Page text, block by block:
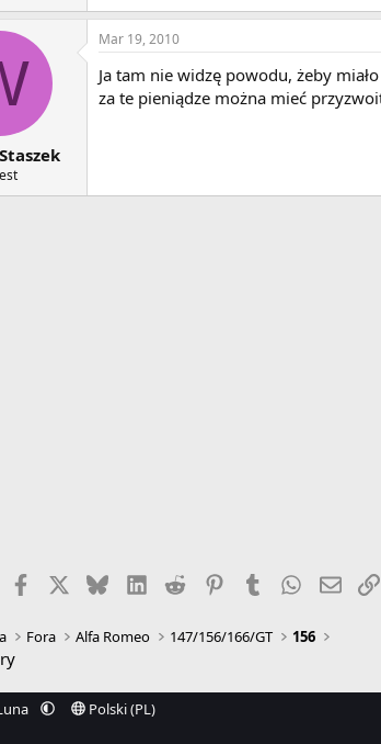
Mar 19, 2010
Ja tam nie widzę powodu, żeby
za te pieniądze można mieć
Facebook BlueskyLinkedIn
Reddit PinterestTumblr WhatsApp
Email
Fora Alfa Romeo 147/156/166/GT 156
Polski (PL)